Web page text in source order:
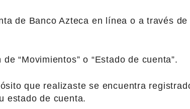
de Banco Azteca en línea o a través
“Movimientos” o “Estado de cuenta”.
que realizaste se encuentra
estado de cuenta.